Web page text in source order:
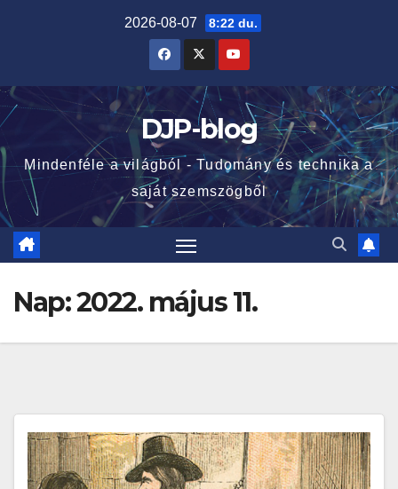
2026-08-07 8:22 du.
DJP-blog
Mindenféle a világból - Tudomány és technika a
saját szemszögből
Nap:2022. május 11.